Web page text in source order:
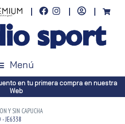
Menú
en tu primera compra en nuestra
Web
Y SIN CAPUCHA
- JE6338